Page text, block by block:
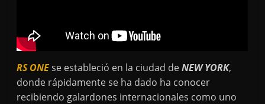
RS ONE se estableció en la ciudad deNEW YORK,
donde rápidamente se ha dado ha conocer
recibiendo galardones internacionales como uno